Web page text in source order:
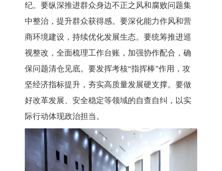
纪。要纵深推进群众身边不正之风和腐败问题集
中整治，提升群众获得感。要深化能力作风和营
商环境建设，持续优化发展生态。要统筹推进巡
视整改，全面梳理工作台账，加强协作配合，确
保问题清仓见底。 要发挥考核“指挥棒”作用，攻
坚经济指标提升 ，夯实高质量发展硬支撑。 要做
好改革发展、安全稳定等领域的自查自纠，以实
际行动体现政治担当。